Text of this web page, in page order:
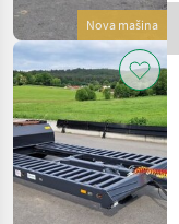
Nova mašina